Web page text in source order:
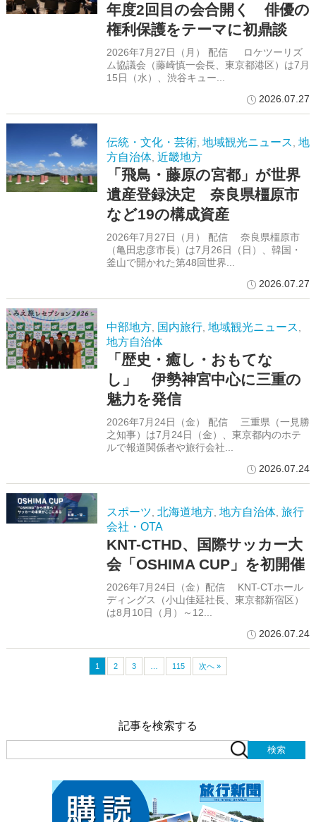
年度2回目の会合開く 俳優の
権利保護をテーマに初鼎談
2026年7月27日（月） 配信 ロケツーリズ
ム協議会（藤崎慎一会長、東京都港区）は7月
15日（水）、渋谷キュー...
2026.07.27
伝統・文化・芸術, 地域観光ニュース, 地
方自治体, 近畿地方
「飛鳥・藤原の宮都」が世界
遺産登録決定 奈良県橿原市
など19の構成資産
2026年7月27日（月） 配信 奈良県橿原市
（亀田忠彦市長）は7月26日（日）、韓国・
釜山で開かれた第48回世界...
2026.07.27
中部地方, 国内旅行, 地域観光ニュース
地方自治体
「歴史・癒し・おもてな
し」 伊勢神宮中心に三重の
魅力を発信
2026年7月24日（金） 配信 三重県（一見勝
之知事）は7月24日（金）、東京都内のホテ
ルで報道関係者や旅行会社...
2026.07.24
スポーツ 北海道地方, 地方自治体, 旅行
会社・OTA
KNT-CTHD、国際サッカー大
会「OSHIMA CUP」を初開催
2026年7月24日（金）配信 KNT-CTホール
ディングス（小山佳延社長、東京都新宿区）
は8月10日（月）～12...
2026.07.24
1 2 3 115 次へ »
記事を検索する